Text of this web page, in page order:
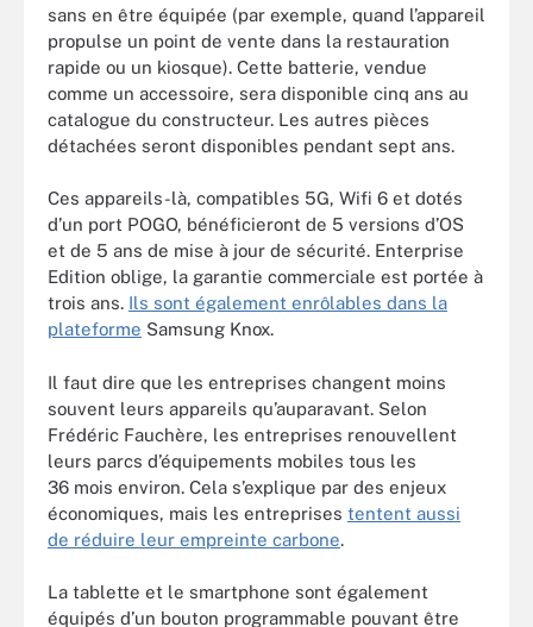
sans en être équipée (par exemple, quand l’appareil
propulse un point de vente dans la restauration
rapide ou un kiosque). Cette batterie, vendue
comme un accessoire, sera disponible cinq ans au
catalogue du constructeur. Les autres pièces
détachées seront disponibles pendant sept ans.
Ces appareils-là, compatibles 5G, Wifi 6 et dotés
d’un port POGO, bénéficieront de 5 versions d’OS
et de 5 ans de mise à jour de sécurité. Enterprise
Edition oblige, la garantie commerciale est portée à
trois ans. Ils sont également enrôlables dans la
plateforme Samsung Knox.
Il faut dire que les entreprises changent moins
souvent leurs appareils qu’auparavant. Selon
Frédéric Fauchère, les entreprises renouvellent
leurs parcs d’équipements mobiles tous les
36 mois environ. Cela s’explique par des enjeux
économiques, mais les entreprises tentent aussi
de réduire leur empreinte carbone.
La tablette et le smartphone sont également
équipés d’un bouton programmable pouvant être